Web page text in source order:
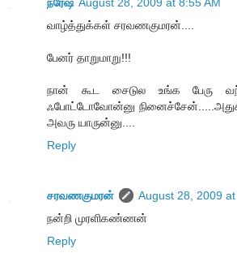
வாழ்த்துக்கள் சரவணகுமரன்....
பேனர் தாறுமாறு!!!
நான் கூட சைடுல உங்க பேரு
ஃபோட்டோவோன்னு
அவரு யாருன்னு....
Reply
சரவணகுமரன்
August 28, 2009
நன்றி முரளிகண்ணன்
Reply